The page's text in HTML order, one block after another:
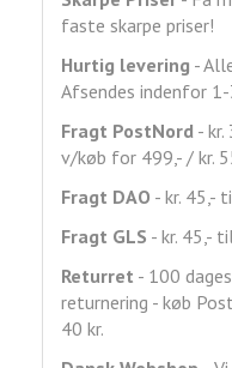
faste skarpe priser!
Hurtig levering -
Afsendes indenfor 1-
Fragt PostNord -
v/køb for 499,- / kr.
Fragt DAO - kr. 45,-
Fragt GLS - kr. 45,-
Returret - 100
returnering - køb
40 kr.